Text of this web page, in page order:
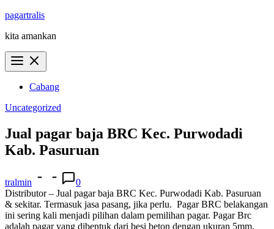
Skip
content
pagartralis
kita amankan
Cabang
Uncategorized
Jual pagar baja BRC Kec. Purwodadi
Kab. Pasuruan
tralmin
0
Distributor – Jual pagar baja BRC Kec. Purwodadi Kab. Pasuruan
& sekitar. Termasuk jasa pasang, jika perlu. Pagar BRC belakangan
ini sering kali menjadi pilihan dalam pemilihan pagar. Pagar Brc
adalah pagar yang dibentuk dari besi beton dengan ukuran 5mm,